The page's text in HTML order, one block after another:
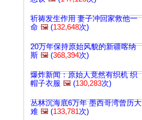
祈祷发生作用 妻子冲回家救他一
命 🖼️ (132,648次)
20万年保持原始风貌的新疆喀纳
斯 🖼️ (368,394次)
爆炸新闻：原始人竟然有织机 织
帽子衣服 🖼️ (130,283次)
丛林沉海底6万年 墨西哥湾曾历大
难 🖼️ (133,781次)